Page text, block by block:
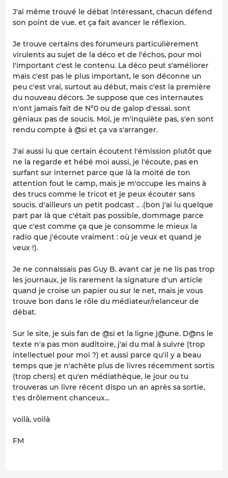
J'ai même trouvé le débat intéressant, chacun défend
son point de vue. et ça fait avancer le réflexion.
Je trouve certains des forumeurs particulièrement
virulents au sujet de la déco et de l'échos, pour moi
l'important c'est le contenu. La déco peut s'améliorer
mais c'est pas le plus important, le son déconne un
peu c'est vrai, surtout au début, mais c'est la première
du nouveau décors. Je suppose que ces internautes
n'ont jamais fait de N°0 ou de galop d'essai. sont
géniaux pas de soucis. Moi, je m'inquiète pas, s'en sont
rendu compte à @si et ça va s'arranger.
J'ai aussi lu que certain écoutent l'émission plutôt que
ne la regarde et hébé moi aussi, je l'écoute, pas en
surfant sur internet parce que là la moité de ton
attention fout le camp, mais je m'occupe les mains à
des trucs comme le tricot et je peux écouter sans
soucis. d'ailleurs un petit podcast .. .(bon j'ai lu quelque
part par là que c'était pas possible, dommage parce
que c'est comme ça que je consomme le mieux la
radio que j'écoute vraiment : où je veux et quand je
veux !).
Je ne connaissais pas Guy B. avant car je ne lis pas trop
les journaux, je lis rarement la signature d'un article
quand je croise un papier ou sur le net, mais je vous
trouve bon dans le rôle du médiateur/relanceur de
débat.
Sur le site, je suis fan de @si et la ligne j@une. D@ns le
texte n'a pas mon auditoire, j'ai du mal à suivre (trop
intellectuel pour moi ?) et aussi parce qu'il y a beau
temps que je n'achète plus de livres récemment sortis
(trop chers) et qu'en médiathèque, le jour ou tu
trouveras un livre récent dispo un an après sa sortie,
t'es drôlement chanceux...
voilà, voilà
FM